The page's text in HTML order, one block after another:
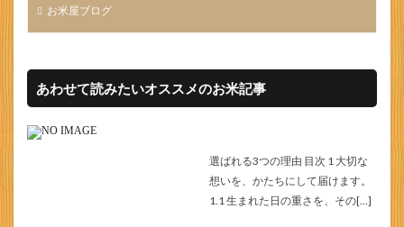
お米屋ブログ
あわせて読みたいオススメのお米記事
選ばれる3つの理由 目次 1 大切な
想いを、かたちにして届けます。
1.1 生まれた日の重さを、その[…]